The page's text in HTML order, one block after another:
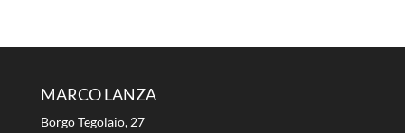
MARCO LANZA
Borgo Tegolaio, 27